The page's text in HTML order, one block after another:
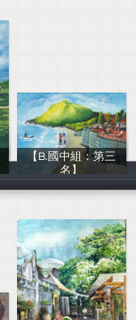
【B.國中組：第三
名】
熱愛生命文教基